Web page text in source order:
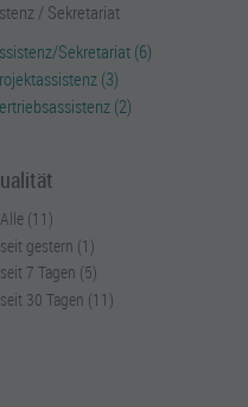
/ Sekretariat
Sekretariat (6)
(3)
(2)
Alle (11)
seit gestern (1)
seit 7 Tagen (5)
seit 30 Tagen (11)